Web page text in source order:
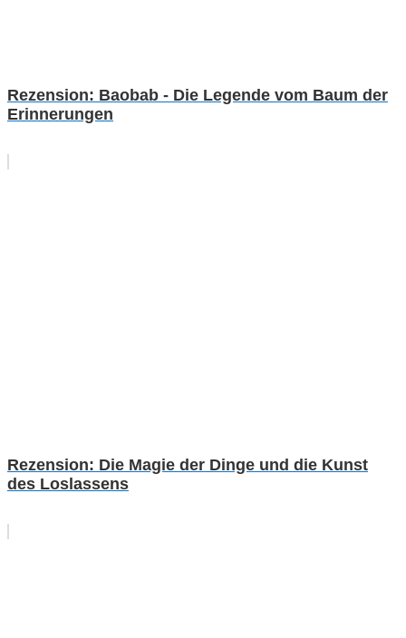
Rezension: Baobab - Die Legende vom Baum der
Erinnerungen
Rezension: Die Magie der Dinge und die Kunst
des Loslassens